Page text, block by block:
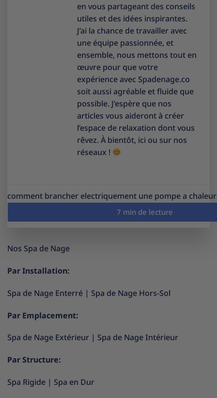
en vous partageant des conseils
utiles et des idées inspirantes.
J’ai la chance de travailler avec
une équipe passionnée, et
ensemble, nous mettons tout en
œuvre pour que votre
expérience avec Spadenage.co
soit aussi agréable et fluide que
possible. J’espère que nos
articles vous aideront à créer
l’espace de relaxation dont vous
rêvez. À bientôt, ici ou sur nos
réseaux !
comment brancher electriquement une pompe a
Nos Spa de Nage
Par Installation:
Spa de Nage Enterré | Spa de Nage Hors-Sol
Par Emplacement:
Spa de Nage Extérieur | Spa de Nage Intérieur
Par Structure:
Spa Rigide | Spa en Dur